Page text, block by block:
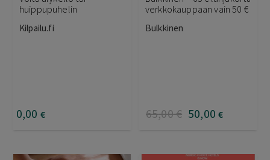
huippupuhelin
Kilpailu.fi
0,00 €
verkkokauppaan vain 50 €
Bulkkinen
65,00€ 50,00 €